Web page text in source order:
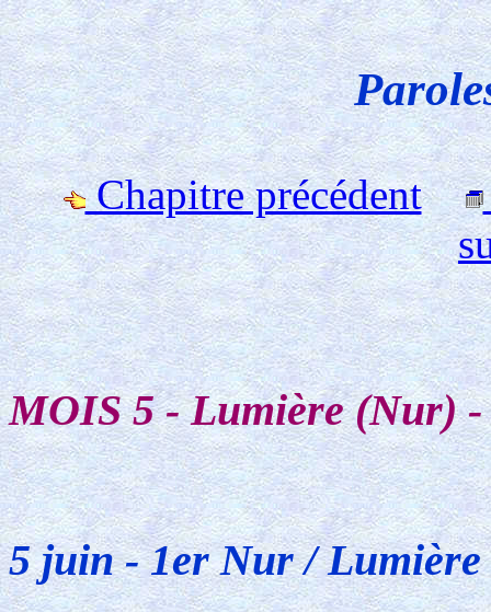
Chapitre précédent
MOIS 5 - Lumière (Nur)
5 juin - 1er Nur / Lumière